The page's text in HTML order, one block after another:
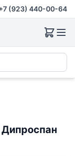
(923) 440-00-64
Дипроспан